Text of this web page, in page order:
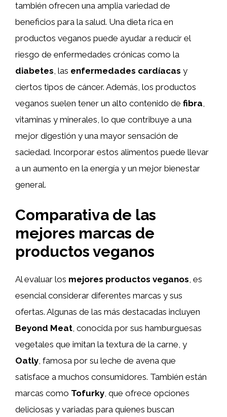
también ofrecen una amplia variedad de
beneficios para la salud. Una dieta rica en
productos veganos puede ayudar a reducir el
riesgo de enfermedades crónicas como la
diabetes, las enfermedades cardíacas y
ciertos tipos de cáncer. Además, los productos
veganos suelen tener un alto contenido de fibra,
vitaminas y minerales, lo que contribuye a una
mejor digestión y una mayor sensación de
saciedad. Incorporar estos alimentos puede llevar
a un aumento en la energía y un mejor bienestar
general.
Comparativa de las
mejores marcas de
productos veganos
Al evaluar los mejores productos veganos , es
esencial considerar diferentes marcas y sus
ofertas. Algunas de las más destacadas incluyen
Beyond Meat , conocida por sus hamburguesas
vegetales que imitan la textura de la carne, y
Oatly , famosa por su leche de avena que
satisface a muchos consumidores. También están
marcas como Tofurky , que ofrece opciones
deliciosas y variadas para quienes buscan